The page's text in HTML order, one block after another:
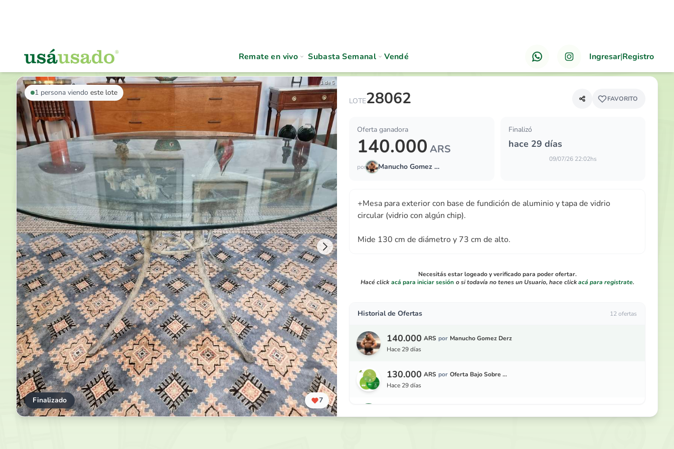
Remate en vivo Subasta Semanal Vendé Ingresar|Registro
VOLVER AL LISTADO ANTERIOR PRÓXIMO
1 persona viendo este lote
Finalizado 7
1 de 5
LOTE28062 FAVORITO
+Mesa para exterior con base de fundición de aluminio y tapa de vidrio…
Oferta ganadora
140.000 ARS
por Manucho Gomez Derz
Finalizó
hace 29 días
09/07/26 22:02hs
+Mesa para exterior con base de fundición de aluminio y tapa de vidrio
circular (vidrio con algún chip).
Mide 130 cm de diámetro y 73 cm de alto.
Necesitás estar logeado y verificado para poder ofertar.
Hacé click acá para iniciar sesión o si todavía no tenes un Usuario, hace clickacá para registrate.
Historial de Ofertas 12 ofertas
140.000 ARS por Manucho Gomez Derz
hace 29 días
130.000 ARS por Oferta Bajo Sobre ...
hace 29 días